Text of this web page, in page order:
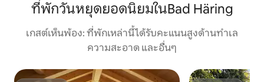
ที่พักวันหยุดยอดนิยมในBad Häring
เกสต์เห็นพ้อง: ที่พักเหล่านี้ได้รับคะแนนสูงด้านทำเล
ความสะอาด และอื่นๆ